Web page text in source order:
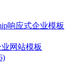
响应式企业模板
网站模板